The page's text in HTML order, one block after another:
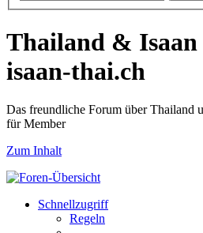
Thailand &
isaan-thai.ch
Das freundliche Forum über Thailand
für Member
Zum Inhalt
Schnellzugriff
Regeln